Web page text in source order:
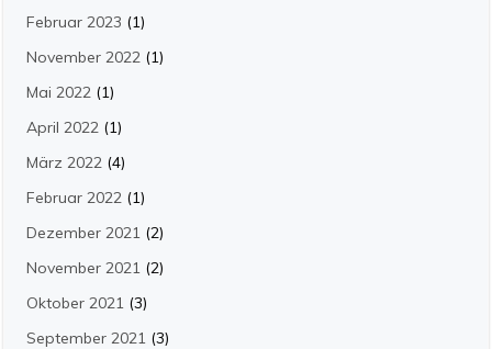
Februar 2023 (1)
November 2022 (1)
Mai 2022 (1)
April 2022 (1)
März 2022 (4)
Februar 2022 (1)
Dezember 2021 (2)
November 2021 (2)
Oktober 2021 (3)
September 2021 (3)